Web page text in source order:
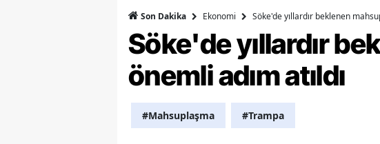
Manisa
Kahramanmaraş
Mardin
Son Dakika Ekonomi Söke'de yıllardır beklenen
Söke'de yıllardır
önemli adım atıldı
#Mahsuplaşma #Trampa